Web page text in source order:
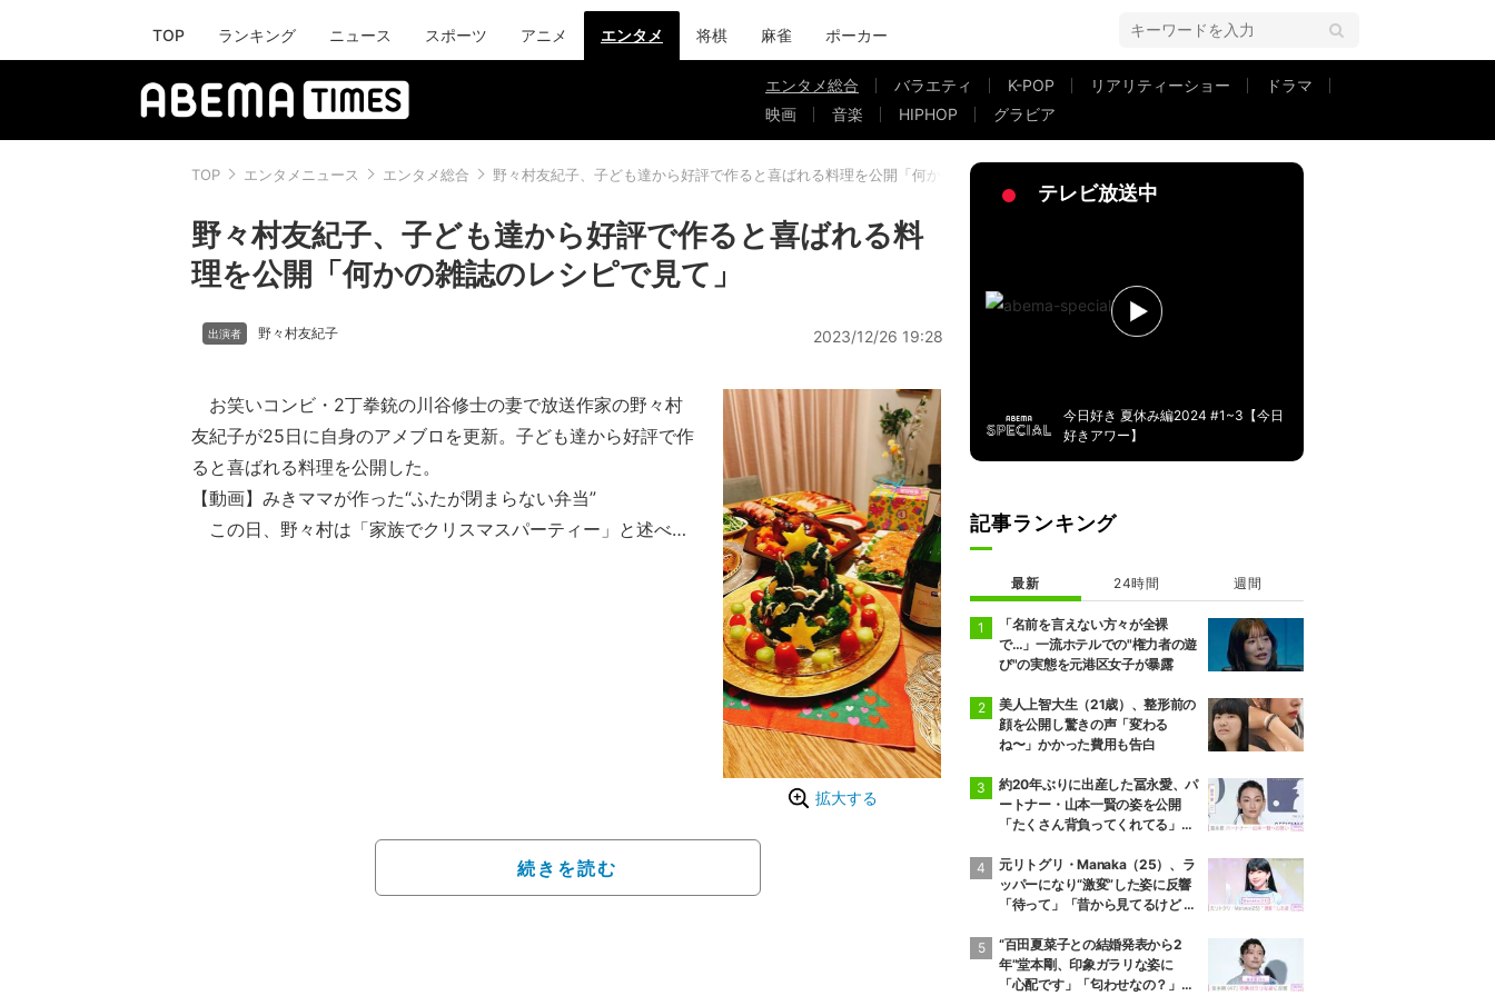
TOP ランキング ニュース スポーツ アニメ エンタメ 将棋 麻雀 ポーカー
エンタメ総合 バラエティ K-POP リアリティーショー
ドラマ
映画
音楽 HIPHOP グラビア
TOP エンタメニュース エンタメ総合 野々村友紀子、子ども達から好評で作ると喜ばれる料理を公開「何かの雑誌のレシピで見て」
野々村友紀子、子ども達から好評で作ると喜ばれる料
理を公開「何かの雑誌のレシピで見て」
野々村友紀子 2023/12/26 19:28
拡大する
お笑いコンビ・2丁拳銃の川谷修士の妻で放送作家の野々村
友紀子が25日に自身のアメブロを更新。子ども達から好評で作
ると喜ばれる料理を公開した。
【動画】みきママが作った“ふたが閉まらない弁当”
この日、野々村は「家族でクリスマスパーティー」と述べ
といい「小さな頃からこれを作ると喜びます」と子ども達から
続きを読む
テレビ放送中
今日好き 夏休み編2024 #1~3【今日
好きアワー】
記事ランキング
最新 24時間 週間
「名前を言えない方々が全裸
で…」一流ホテルでの"権力者の遊
び"の実態を元港区女子が暴露
美人上智大生（21歳）、整形前の
顔を公開し驚きの声「変わる
ね〜」かかった費用も告白
約20年ぶりに出産した冨永愛、パ
ートナー・山本一賢の姿を公開
「たくさん背負ってくれてる」感
元リトグリ・Manaka（25）、ラ
ッパーになり“激変”した姿に反響
「待って」「昔から見てるけど 最
“百田夏菜子との結婚発表から2
年”堂本剛、印象ガラリな姿に
「心配です」「匂わせなの？」な